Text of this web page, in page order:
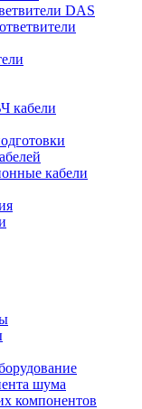
DAS
кабели
кабели
шума
компонентов